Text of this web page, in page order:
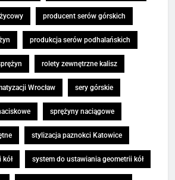
producent serów górskich
produkcja serów podhalańskich
rolety zewnętrzne kalisz
Wrocław sery górskie
sprężyny naciągowe
stylizacja paznokci Katowice
system do ustawiania geometrii kół